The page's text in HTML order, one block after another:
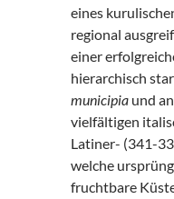
eines
regional
einer
hierarchisch
municipia und
vielfältigen
Latiner- (341-
welche
fruchtbare